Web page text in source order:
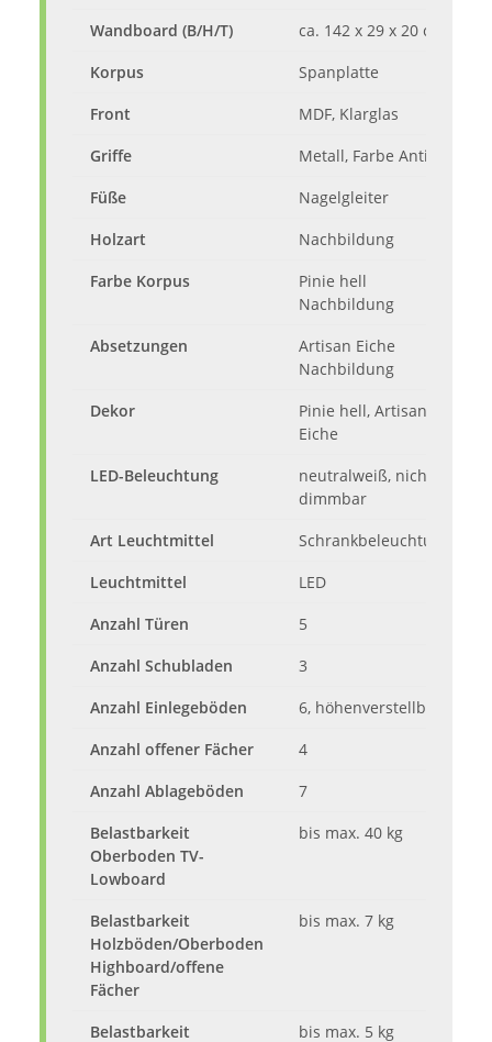
Wandboard (B/H/T)
ca. 142 x 29 x 20 cm
Korpus
Spanplatte
Front
MDF, Klarglas
Griffe
Metall, Farbe Antik
Füße
Nagelgleiter
Holzart
Nachbildung
Farbe Korpus
Pinie hell
Nachbildung
Absetzungen
Artisan Eiche
Nachbildung
Dekor
Pinie hell, Artisan
Eiche
LED-Beleuchtung
neutralweiß, nicht
dimmbar
Art Leuchtmittel
Schrankbeleuchtung
Leuchtmittel
LED
Anzahl Türen
5
Anzahl Schubladen
3
Anzahl Einlegeböden
6, höhenverstellbar
Anzahl offener Fächer
4
Anzahl Ablageböden
7
Belastbarkeit
Oberboden TV-
Lowboard
bis max. 40 kg
Belastbarkeit
Holzböden/Oberboden
Highboard/offene
Fächer
bis max. 7 kg
Belastbarkeit
bis max. 5 kg